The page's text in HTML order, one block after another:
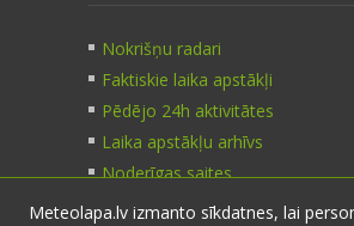
Nokrišņu radari
Faktiskie laika apstākļi
Pēdējo 24h aktivitātes
Laika apstākļu arhīvs
Noderīgas saites
Meteolapa.lv izmanto sīkdatnes, lai